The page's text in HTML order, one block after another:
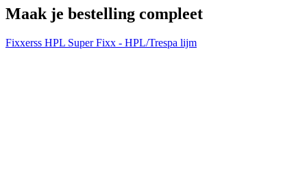
Maak je bestelling compleet
Fixxerss HPL Super Fixx - HPL/Trespa lijm